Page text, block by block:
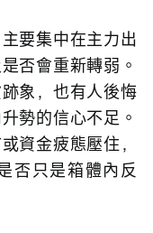
要集中在主力出
否會重新轉弱。
象，也有人後悔
勢的信心不足。
資金疲態壓住，
否只是箱體內反